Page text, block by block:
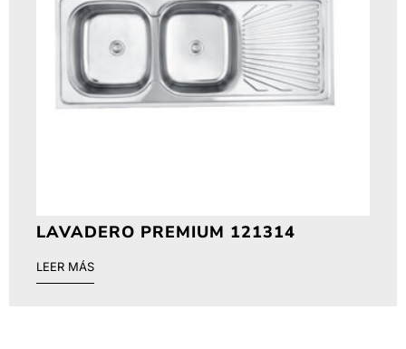
LAVADERO PREMIUM 121314
LEER MÁS